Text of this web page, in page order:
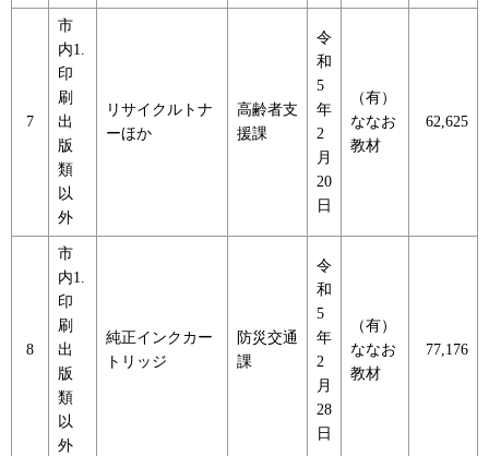
7
市
内1.
印
刷
出
版
類
以
外
リサイクルトナ
ーほか
高齢者支
援課
令
和
5
年
2
月
20
日
（有）
ななお
教材
62,625
8
市
内1.
印
刷
出
版
類
以
外
純正インクカー
トリッジ
防災交通
課
令
和
5
年
2
月
28
日
（有）
ななお
教材
77,176